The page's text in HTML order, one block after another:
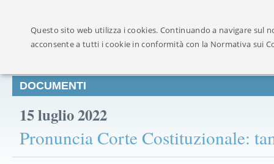
DOCUMENTI
15 luglio 2022
Pronuncia Corte Costituzionale:
Questo sito web utilizza i cookies. Continuando a navigare sul
acconsente a tutti i cookie in conformità con la Normativa sui